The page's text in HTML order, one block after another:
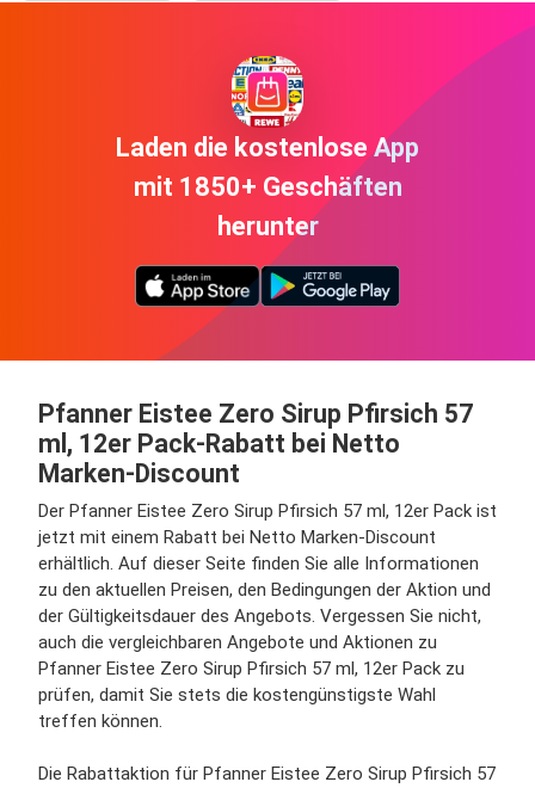
Laden die kostenlose App
mit 1850+ Geschäften
herunter
Pfanner Eistee Zero Sirup Pfirsich 57
ml, 12er Pack-Rabatt bei Netto
Marken-Discount
Der Pfanner Eistee Zero Sirup Pfirsich 57 ml, 12er Pack ist
jetzt mit einem Rabatt bei Netto Marken-Discount
erhältlich. Auf dieser Seite finden Sie alle Informationen
zu den aktuellen Preisen, den Bedingungen der Aktion und
der Gültigkeitsdauer des Angebots. Vergessen Sie nicht,
auch die vergleichbaren Angebote und Aktionen zu
Pfanner Eistee Zero Sirup Pfirsich 57 ml, 12er Pack zu
prüfen, damit Sie stets die kostengünstigste Wahl
treffen können.
Die Rabattaktion für Pfanner Eistee Zero Sirup Pfirsich 57